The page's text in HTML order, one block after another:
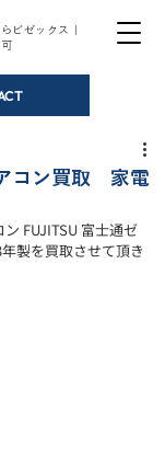
ビゼックス｜
コン買取 家電
FUJITSU 富士通ゼ
製を買取させて頂き